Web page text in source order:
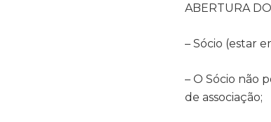
ABERTURA
– Sócio (estar
– O Sócio não
de associação;